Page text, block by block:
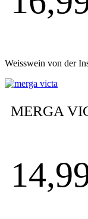
Weisswein von der
MERGA